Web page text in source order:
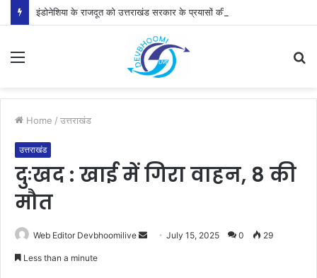
इंडोनेशिया के राजदूत को उत्तराखंड सरकार के प्रयासों की जानकारी दी
Menu
Home / उत्तराखंड
उत्तराखंड
दुःखद : खाई में गिरा वाहन, 8 की
मौत
Web Editor Devbhoomilive
SendJuly 15, 2025 0 29
Less than a minute